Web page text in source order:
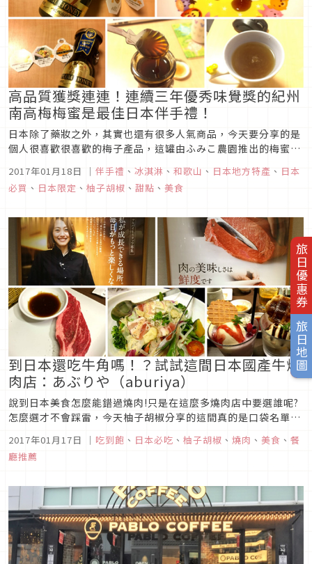
旅日優惠券
旅日地圖
高品質獲獎連連！連續三年優秀味覺獎的紀州
南高梅梅蜜是最佳日本伴手禮！
日本除了藥妝之外，其實也還有很多人氣商品，今天要分享的是
個人很喜歡很喜歡的梅子產品，這罐由ふみこ農園推出的梅蜜，
強調不添加任何人工配料，僅採用和歌山產的南高梅以及日本國
產蜂蜜當作原料，並經由嚴格的溫度控管，醃漬半年後才完成的
梅蜜。
2017年01月18日 ｜ 伴手禮 、 冰淇淋 、 和歌山 、 日本地方特產 、 日本
必買 、 日本限定 、 柚子胡椒 、 甜點 、 美食
到日本還吃牛角嗎！？試試這間日本國產牛燒
肉店：あぶりや（aburiya）
說到日本美食怎麼能錯過燒肉!只是在這麼多燒肉店中要選誰呢?
怎麼選才不會踩雷，今天柚子胡椒分享的這間真的是口袋名單，
到飽，且肉的品質很好、熟食精緻、甜點也很用心，柚子胡椒吃
過這間燒肉後，就不曾再踏進其他燒肉吃到飽了。
2017年01月17日 ｜ 吃到飽 、 日本必吃 、 柚子胡椒 、 燒肉 、 美食 、 餐
廳推薦